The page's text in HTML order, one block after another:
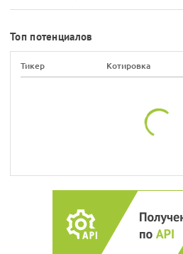
Топ потенциалов
Тикер Котировка